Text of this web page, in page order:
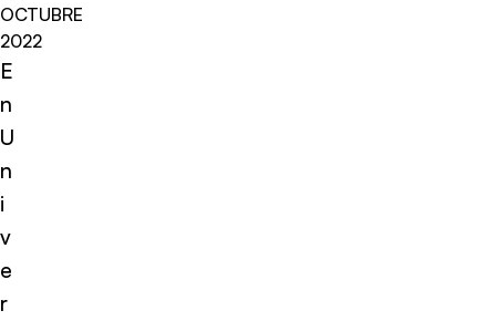
OCTUBRE
2022
E
n
U
n
i
v
e
r